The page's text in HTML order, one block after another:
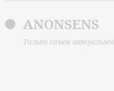
ANONSENS
Только самое